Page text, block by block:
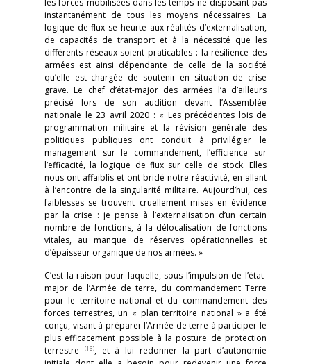
les forces mobilisées dans les temps ne disposant pas
instantanément de tous les moyens nécessaires. La
logique de flux se heurte aux réalités d’externalisation,
de capacités de transport et à la nécessité que les
différents réseaux soient praticables : la résilience des
armées est ainsi dépendante de celle de la société
qu’elle est chargée de soutenir en situation de crise
grave. Le chef d’état-major des armées l’a d’ailleurs
précisé lors de son audition devant l’Assemblée
nationale le 23 avril 2020 : « Les précédentes lois de
programmation militaire et la révision générale des
politiques publiques ont conduit à privilégier le
management sur le commandement, l’efficience sur
l’efficacité, la logique de flux sur celle de stock. Elles
nous ont affaiblis et ont bridé notre réactivité, en allant
à l’encontre de la singularité militaire. Aujourd’hui, ces
faiblesses se trouvent cruellement mises en évidence
par la crise : je pense à l’externalisation d’un certain
nombre de fonctions, à la délocalisation de fonctions
vitales, au manque de réserves opérationnelles et
d’épaisseur organique de nos armées. »
C’est la raison pour laquelle, sous l’impulsion de l’état-
major de l’Armée de terre, du commandement Terre
pour le territoire national et du commandement des
forces terrestres, un « plan territoire national » a été
conçu, visant à préparer l’Armée de terre à participer le
plus efficacement possible à la posture de protection
terrestre
(16), et à lui redonner la part d’autonomie